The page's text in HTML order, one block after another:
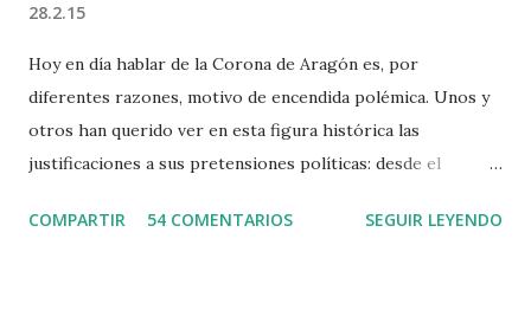
28.2.15
Hoy en día hablar de la Corona de Aragón es, por
diferentes razones, motivo de encendida polémica. Unos y
otros han querido ver en esta figura histórica las
justificaciones a sus pretensiones políticas: desde el
centralista, pasando por movimientos igualmente
COMPARTIR 54 COMENTARIOS SEGUIR LEYENDO